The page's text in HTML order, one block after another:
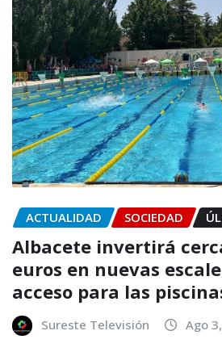
ACTUALIDAD SOCIEDAD
Albacete invertirá
euros en nuevas
acceso para las
Sureste Televisión Ago